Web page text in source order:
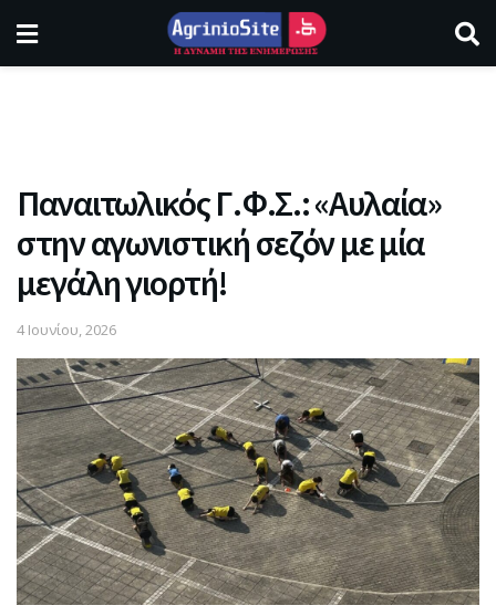
Παναιτωλικός Γ.Φ.Σ.: «Αυλαία»
στην αγωνιστική σεζόν με μία
μεγάλη γιορτή!
4 Ιουνίου, 2026